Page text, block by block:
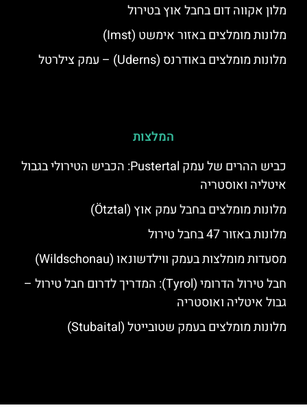
מלון אקווה דום בחבל אוץ בטירול
מלונות מומלצים באזור אימשט (Imst)
מלונות מומלצים באודרנס (Uderns) – עמק צילרטל
המלצות
כביש ההרים של עמק Pustertal: הכביש הטירולי בגבול
איטליה ואוסטריה
מלונות מומלצים בחבל עמק אוץ (Ötztal)
מלונות באזור 47 בחבל טירול
מסעדות מומלצות בעמק ווילדשונאו (Wildschonau)
חבל טירול הדרומי (Tyrol): המדריך לדרום חבל טירול –
גבול איטליה ואוסטריה
מלונות מומלצים בעמק שטובייטל (Stubaital)